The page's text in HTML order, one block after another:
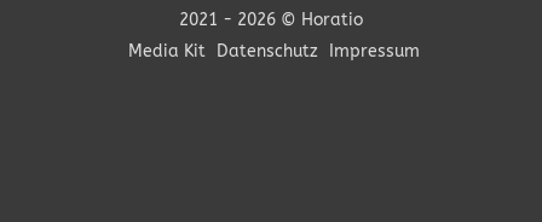
2021 - 2026 © Horatio
Media Kit
Datenschutz Impressum